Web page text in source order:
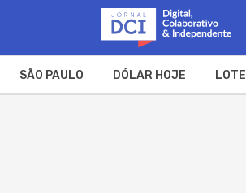
SÃO PAULO DÓLAR HOJE